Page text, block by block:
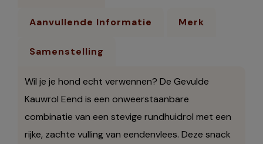
Aanvullende Informatie Merk
Samenstelling
Wil je je hond echt verwennen? De Gevulde
Kauwrol Eend is een onweerstaanbare
combinatie van een stevige rundhuidrol met een
rijke, zachte vulling van eendenvlees. Deze snack